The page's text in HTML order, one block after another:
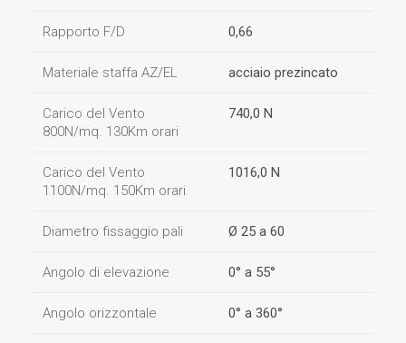
Rapporto F/D 0,66
Materiale staffa AZ/EL acciaio prezincato
Carico del Vento
800N/mq. 130Km orari
740,0 N
Carico del Vento
1100N/mq. 150Km orari
1016,0 N
Diametro fissaggio pali Ø 25 a 60
Angolo di elevazione 0° a 55°
Angolo orizzontale 0° a 360°